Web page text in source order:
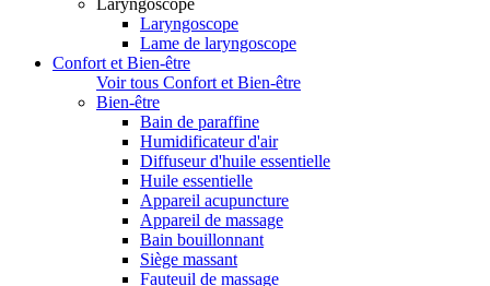
Laryngoscope
Laryngoscope
Lame de laryngoscope
Confort et Bien-être
Voir tous Confort et Bien-être
Bien-être
Bain de paraffine
Humidificateur d'air
Diffuseur d'huile essentielle
Huile essentielle
Appareil acupuncture
Appareil de massage
Bain bouillonnant
Siège massant
Fauteuil de massage